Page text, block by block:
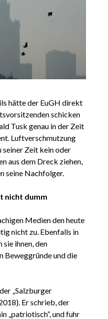
hätte der EuGH direkt
schicken
Tusk genau in der Zeit
Luftverschmutzung
seiner Zeit kein oder
aus dem Dreck ziehen,
seine Nachfolger.
nicht dumm
Medien den heute
nicht zu. Ebenfalls in
ihnen, den
Beweggründe und die
„Salzburger
Er schrieb, der
„patriotisch“, und fuhr